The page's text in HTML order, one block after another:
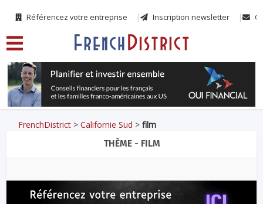
Référencez votre entreprise Inscription newsletter
FrenchDistrict >Californie Sud >film
THÈME - FILM